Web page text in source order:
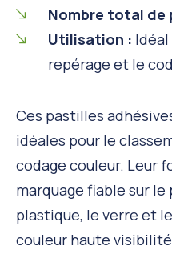
Nombre total de
Utilisation :
repérage et le
Ces pastilles
idéales pour le
codage couleur. Leur
marquage fiable sur
plastique, le verre et
couleur haute